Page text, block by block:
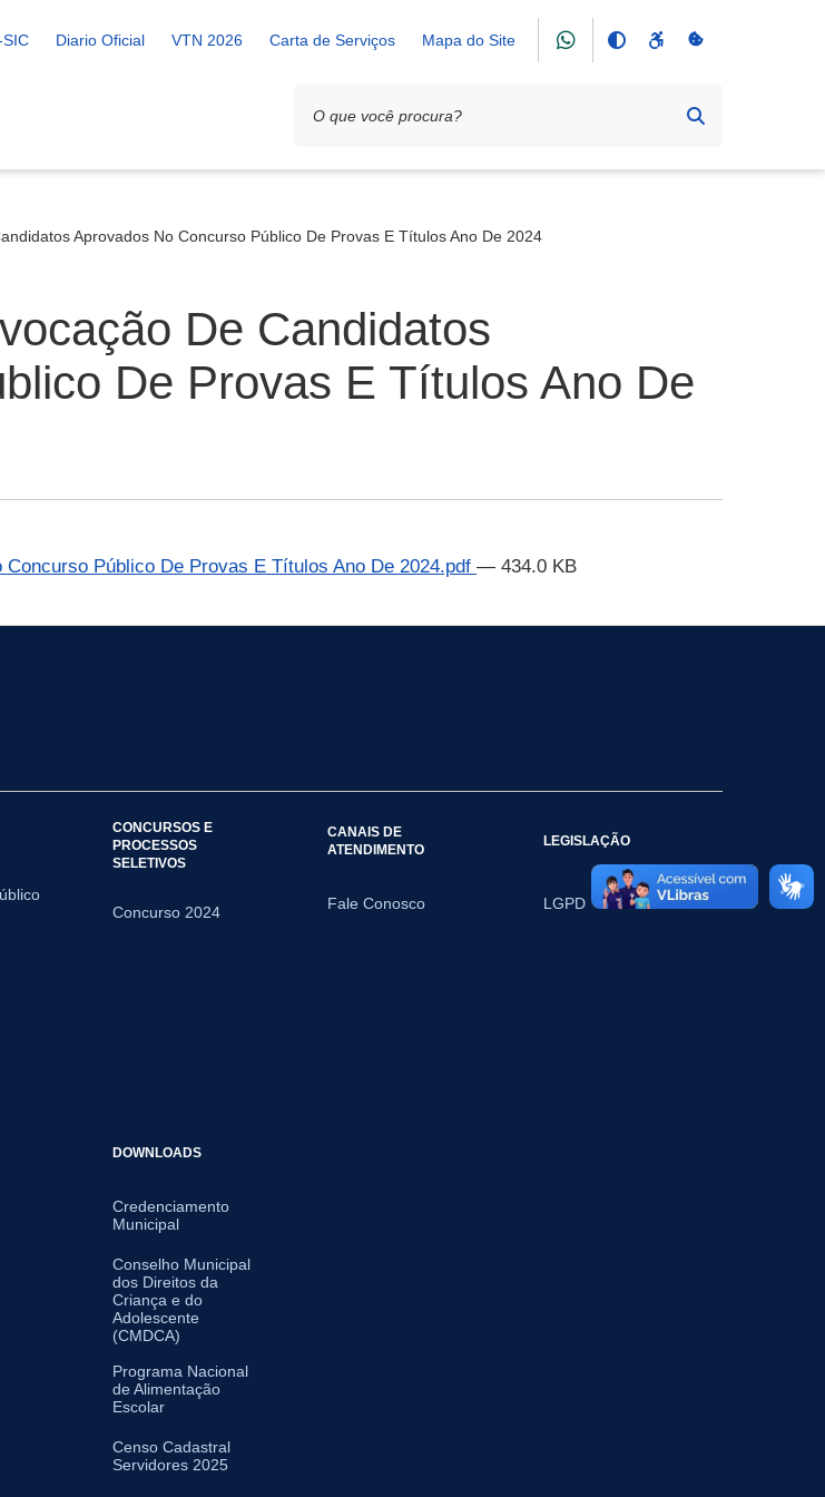
SIC Diario Oficial VTN 2026 Carta de Serviços Mapa do Site
Aprovados No Concurso Público De Provas E Títulos Ano De 2024
De Candidatos
De Provas E Títulos Ano De
Público De Provas E Títulos Ano De 2024.pdf — 434.0 KB
CONCURSOS E
PROCESSOS
SELETIVOS
Concurso 2024
CANAIS DE
ATENDIMENTO
Fale Conosco
LEGISLAÇÃO
LGPD
DOWNLOADS
Credenciamento
Municipal
Conselho Municipal
dos Direitos da
Criança e do
Adolescente
(CMDCA)
Programa Nacional
de Alimentação
Escolar
Censo Cadastral
Servidores 2025